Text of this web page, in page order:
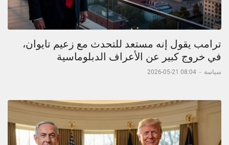
ترامب يقول إنه مستعد للتحدث مع زعيم تايوان،
في خروج كبير عن الأعراف الدبلوماسية
سياسة -
08:04 21-05-2026